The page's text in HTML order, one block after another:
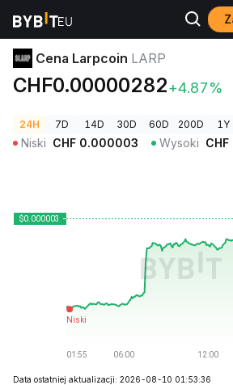
Ceny kryptowalut Cena Larpcoin LARP
Cena Larpcoin LARP
CHF0.00000282+4.87%
24H 7D 14D 30D 60D 200D 1Y
Niski CHF 0.000003 Wysoki CHF
Data ostatniej aktualizacji: 2026-08-10 01:53:36